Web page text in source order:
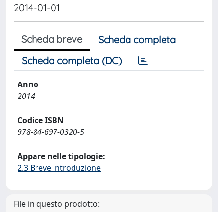
2014-01-01
Scheda breve
Scheda completa
Scheda completa (DC)
Anno
2014
Codice ISBN
978-84-697-0320-5
Appare nelle tipologie:
2.3 Breve introduzione
File in questo prodotto: